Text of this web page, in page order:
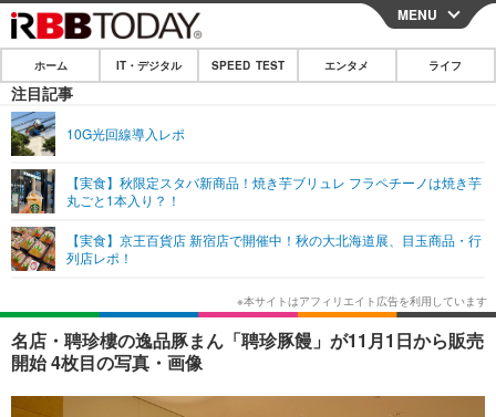
CLOSE
ホーム
IT・デジタル
ネタ
ショッピング その他
SPEED TEST
エンタメ
エンタメTOP
韓国・芸能
音楽 スポーツ
ライフ
ライフTOP グルメ
ペット ショッピング
その他
リリース一覧
プッシュ通知の停止方法
MENU
ホーム IT・デジタル SPEED TEST エンタメ ライフ
注目記事
10G光回線導入レポ
【実食】秋限定スタバ新商品！焼き芋ブリュレ フラペチーノは焼き芋
丸ごと1本入り？！
【実食】京王百貨店 新宿店で開催中！秋の大北海道展、目玉商品・行
列店レポ！
名店・聘珍樓の逸品豚まん「聘珍豚饅」が11月1日から販売
開始 4枚目の写真・画像